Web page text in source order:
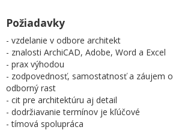
Požiadavky
- vzdelanie v odbore architekt
- znalosti ArchiCAD, Adobe, Word a Excel
- prax výhodou
- zodpovednosť, samostatnosť a záujem o
odborný rast
- cit pre architektúru aj detail
- dodržiavanie termínov je kľúčové
- tímová spolupráca